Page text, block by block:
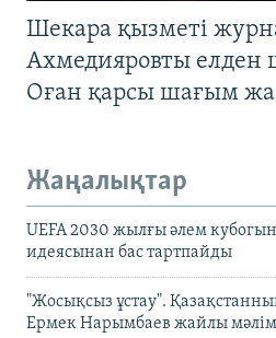
Шекара қызметі
Ахмедияровты
Оған қарсы шағым
Жаңалықтар
UEFA 2030 жылғы әлем
идеясынан бас тартпайды
"Жосықсыз ұстау".
Ермек Нарымбаев жайлы